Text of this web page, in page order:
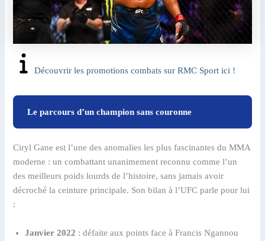
Découvrir les promotions combats sur RMC Sport ici !
Le parcours d’un champion sans couronne
Ciryl Gane est l’une des anomalies les plus fascinantes du MMA
moderne : un combattant unanimement reconnu comme l’un
des meilleurs poids lourds de l’histoire, sans jamais avoir
décroché la ceinture principale. Son bilan à l’UFC parle pour lui
:
Janvier 2022 : défaite aux points face à Francis Ngannou